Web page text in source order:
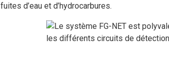
fuites d’eau et d’hydrocarbures.